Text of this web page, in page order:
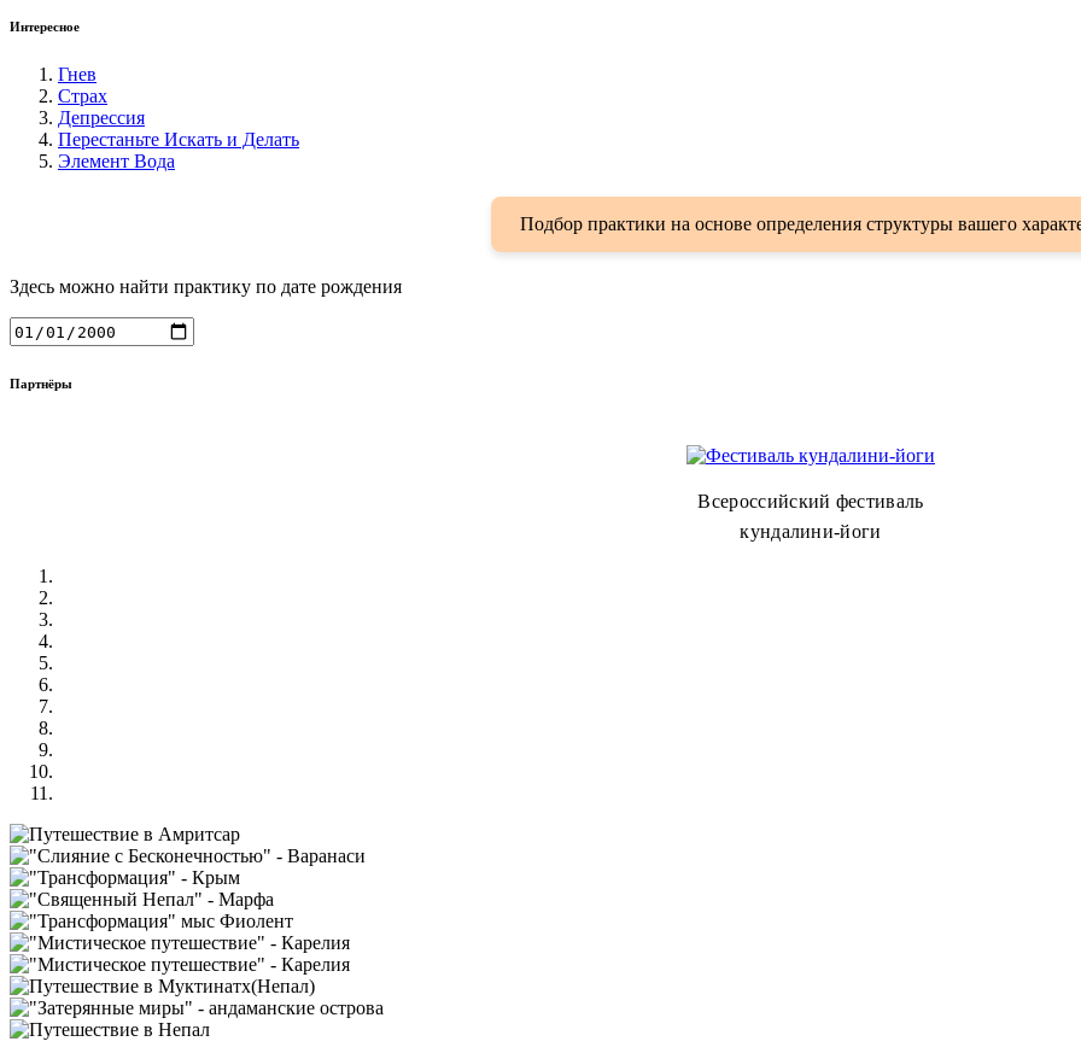
Интересное
Гнев
Страх
Депрессия
Перестаньте Искать и Делать
Элемент Вода
Подбор практики на основе определения структуры вашего
Здесь можно найти практику по дате рождения
Партнёры
Всероссийский фестиваль
кундалини-йоги